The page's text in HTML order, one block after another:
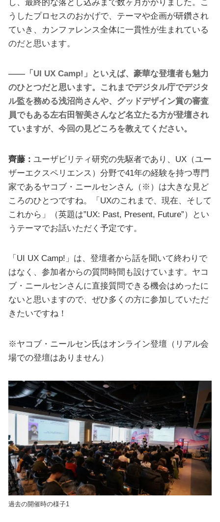
うしたプロセスのおかげで、テーマや企画が研鑽され
ていき、カンファレンス全体に一貫性が生まれている
のだと思います。
――「UI UX Camp!」といえば、豪華な登壇者も魅力
のひとつだと思います。これまでデジタル庁でデジタ
ル監を務める浅沼尚さんや、グッドデザイン賞の審査
員でもある左右田智美さんなど名立たる方が登壇され
ていますが、今回の見どころを教えてください。
齊藤： ユーザビリティ研究の先駆者であり、UX（ユー
ザーエクスペリエンス）分野で41年の経験を持つ専門
家であるヤコブ・ニールセンさん（※）は大きな見ど
ころのひとつですね。「UXのこれまで、現在、そして
これから」（英題は”UX: Past, Present, Future”）とい
うテーマでお話いただく予定です。
「UI UX Camp!」は、登壇者から話を聞いて終わりで
はなく、参加者からの質問時間も設けています。ヤコ
ブ・ニールセンさんに直接質問できる機会はめったに
ないと思いますので、ぜひ多くの方に参加していただ
きたいですね！
※ヤコブ・ニールセン氏はオンライン登壇（リアル会
場での登壇はありません）
過去の開催時の様子1